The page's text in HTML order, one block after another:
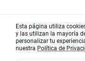
Esta página utiliza
y las utilizan la mayoría
personalizar tu
nuestra Política de